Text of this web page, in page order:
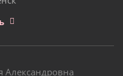
Александровна